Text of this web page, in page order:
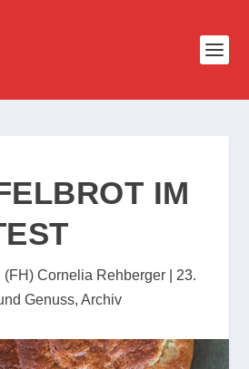
IM
(FH) Cornelia Rehberger
23.
Genuss,Archiv